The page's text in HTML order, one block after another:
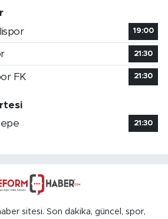
19:00
21:30
FK 21:30
21:30
sitesi. Son dakika, güncel, spor,